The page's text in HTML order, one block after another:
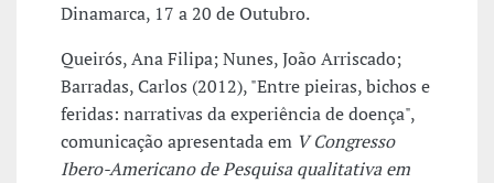
Dinamarca, 17 a 20 de Outubro.
Queirós, Ana Filipa; Nunes, João Arriscado;
Barradas, Carlos (2012), "Entre pieiras, bichos e
feridas: narrativas da experiência de doença",
comunicação apresentada em V Congresso
Ibero-Americano de Pesquisa qualitativa em